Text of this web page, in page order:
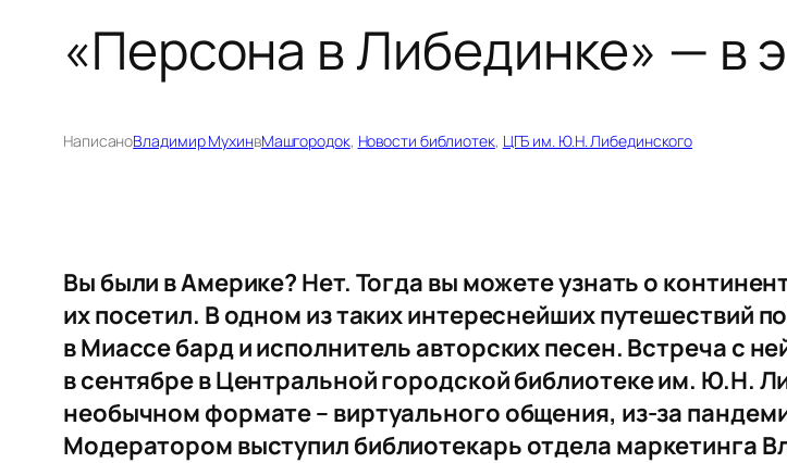
«Персона в Либединке» — в
НаписаноВладимир МухинвМашгородок, Новости библиотек, ЦГБ им. Ю.Н. Либединского
Вы были в Америке? Нет. Тогда вы можете узнать о
их посетил. В одном из таких интереснейших путешествий
в Миассе бард и исполнитель авторских песен. Встреча с
в сентябре в Центральной городской библиотеке им. Ю.Н.
необычном формате – виртуального общения, из-за
Модератором выступил библиотекарь отдела маркетинга